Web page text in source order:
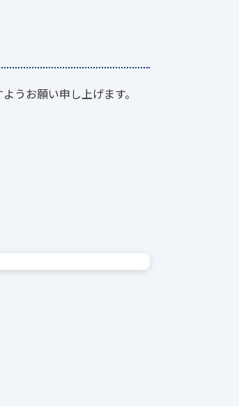
うお願い申し上げます。